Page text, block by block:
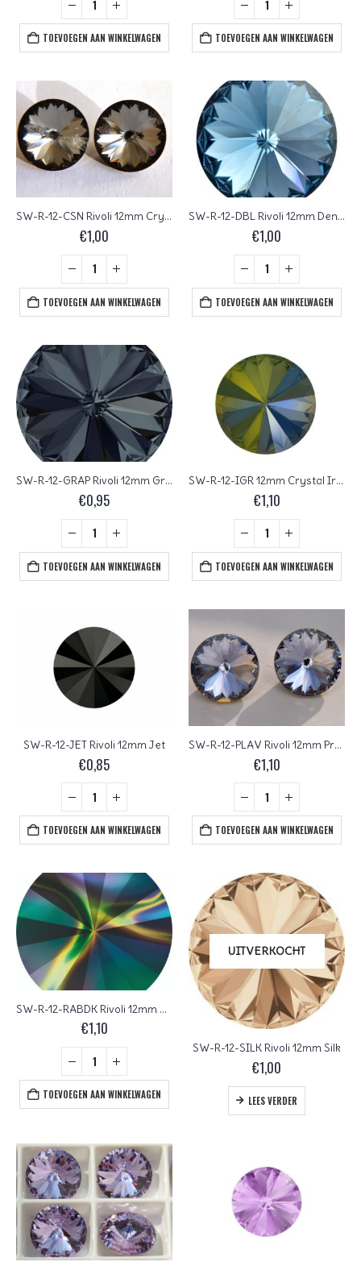
TOEVOEGEN AAN WINKELWAGEN TOEVOEGEN AAN WINKELWAGEN
SW-R-12-CSN Rivoli 12mm Crystal Silver Night
€1,00
TOEVOEGEN AAN WINKELWAGEN
SW-R-12-DBL Rivoli 12mm Denim Blue
€1,00
TOEVOEGEN AAN WINKELWAGEN
SW-R-12-GRAP Rivoli 12mm Graphite Foiled
€0,95
TOEVOEGEN AAN WINKELWAGEN
SW-R-12-IGR 12mm Crystal Iridiscent Green
€1,10
TOEVOEGEN AAN WINKELWAGEN
SW-R-12-JET Rivoli 12mm Jet
€0,85
TOEVOEGEN AAN WINKELWAGEN
SW-R-12-PLAV Rivoli 12mm Provence Lavender
€1,10
TOEVOEGEN AAN WINKELWAGEN
SW-R-12-RABDK Rivoli 12mm Crystal Rainbow Dark Foiled
€1,10
TOEVOEGEN AAN WINKELWAGEN
UITVERKOCHT
SW-R-12-SILK Rivoli 12mm Silk
€1,00
LEES VERDER